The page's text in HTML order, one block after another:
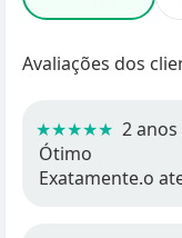
Avaliações dos
★★★★★ 2
Ótimo
Exatamente.o